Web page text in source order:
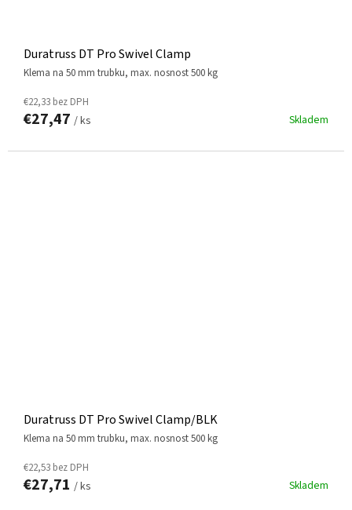
Duratruss DT Pro Swivel Clamp
klema na 50 mm trubku, max. nosnost 500 kg
Skladem
€22,33 bez DPH
€27,47 / ks
Duratruss DT Pro Swivel Clamp/BLK
klema na 50 mm trubku, max. nosnost 500 kg
Skladem
€22,53 bez DPH
€27,71 / ks